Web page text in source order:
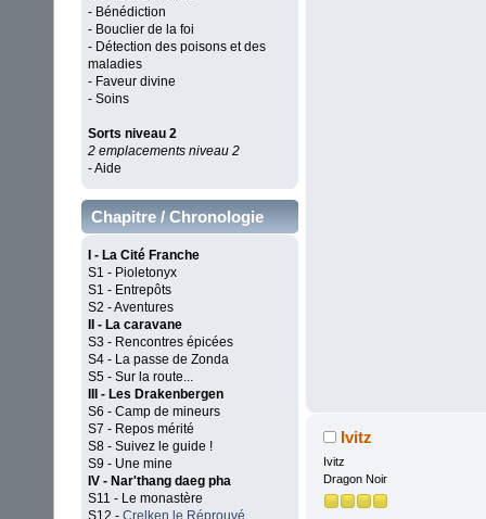
- Bénédiction
- Bouclier de la foi
- Détection des poisons et des
maladies
- Faveur divine
- Soins
Sorts niveau 2
2 emplacements niveau 2
- Aide
Chapitre / Chronologie
I - La Cité Franche
S1 - Pioletonyx
S1 - Entrepôts
S2 - Aventures
II - La caravane
S3 - Rencontres épicées
S4 - La passe de Zonda
S5 - Sur la route...
III - Les Drakenbergen
S6 - Camp de mineurs
S7 - Repos mérité
S8 - Suivez le guide !
S9 - Une mine
IV - Nar'thang daeg pha
S11 - Le monastère
Ivitz
Ivitz
Dragon Noir